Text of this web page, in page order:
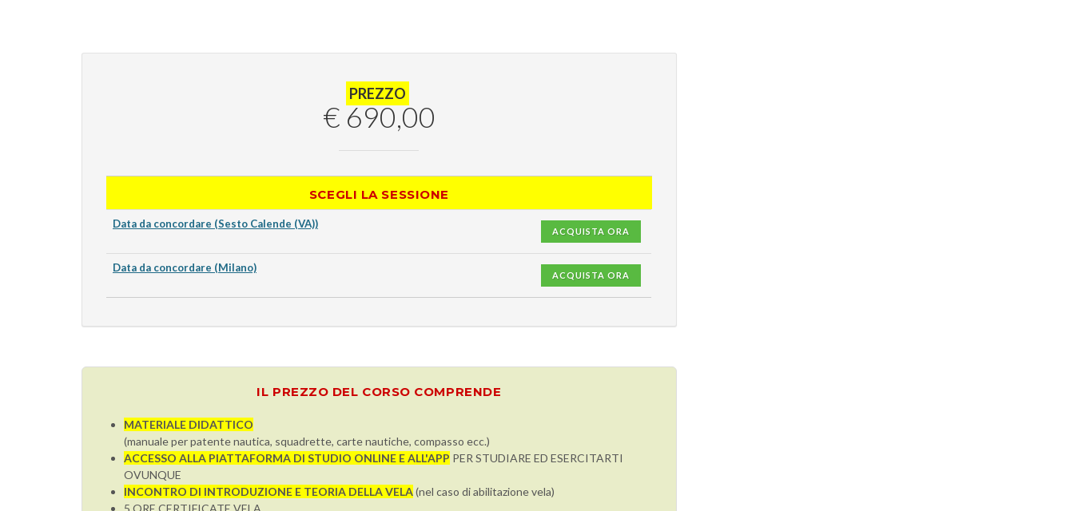
PREZZO
€ 690,00
SCEGLI LA SESSIONE
Data da concordare (Sesto Calende (VA))
ACQUISTA ORA
Data da concordare (Milano)
ACQUISTA ORA
IL PREZZO DEL CORSO COMPRENDE
MATERIALE DIDATTICO
(manuale per patente nautica, squadrette, carte nautiche, compasso ecc.)
ACCESSO ALLA PIATTAFORMA DI STUDIO ONLINE E ALL'APP PER STUDIARE ED ESERCITARTI
OVUNQUE
INCONTRO DI INTRODUZIONE E TEORIA DELLA VELA(nel caso di abilitazione vela)